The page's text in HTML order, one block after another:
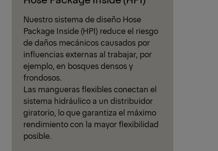
Nuestro sistema de diseño Hose
Package Inside (HPI) reduce el riesgo
de daños mecánicos causados por
influencias externas al trabajar, por
ejemplo, en bosques densos y
frondosos.
Las mangueras flexibles conectan el
sistema hidráulico a un distribuidor
giratorio, lo que garantiza el máximo
rendimiento con la mayor flexibilidad
posible.